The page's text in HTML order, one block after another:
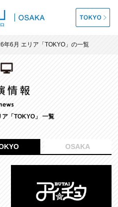
年6月 エリア「TOKYO」の一覧
「TOKYO」 一覧
OSAKA